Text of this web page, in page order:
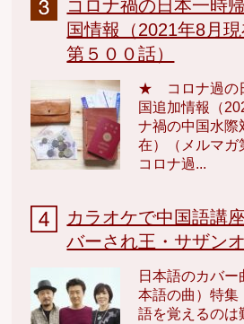
コロナ禍の日本一時
国情報（2021年8月
第５００話）
★ コロナ過の
国追加情報（
ナ禍の中国水際
在）（メルマ
コロナ過...
カラオケで中国語
バーされ王・サザン
日本語のカバー
本語の曲）特集
語を覚えるのは